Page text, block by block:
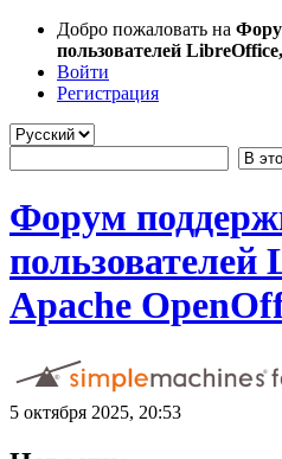
Добро пожаловать на
пользователей
Войти
Регистрация
Форум
пользователей
Apache
5 октября 2025, 20:53